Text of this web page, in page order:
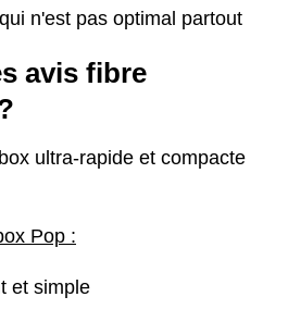
n'est pas optimal partout
avis fibre
ultra-rapide et compacte
Pop :
et simple